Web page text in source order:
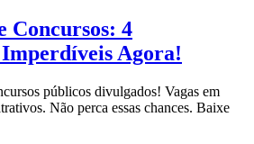
Concursos: 4
Agora!
públicos divulgados! Vagas em
Não perca essas chances. Baixe